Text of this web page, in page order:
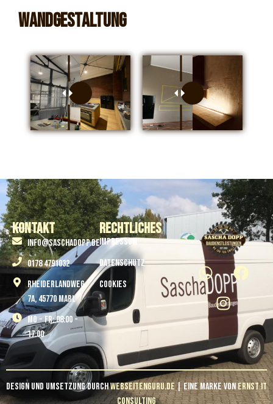
Wandgestaltung
Kontakt
info@saschadopp.de
0178 4791032
Rheiderlandweg
7A, 45770 Marl
Mo - Fr: 08:00 -
17:00
Rechtliches
Impressum
Datenschutz
Cookies
Design und Umsetzung durchWebseitenguru.de| Eine Marke vonErnst IT
Consulting